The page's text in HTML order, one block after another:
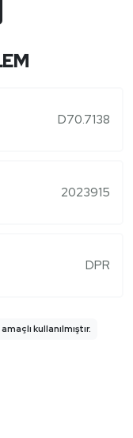
D70.7138
2023915
DPR
kullanılmıştır.